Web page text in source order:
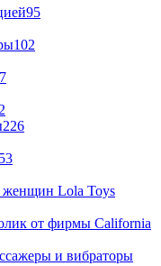
95
102
7
226